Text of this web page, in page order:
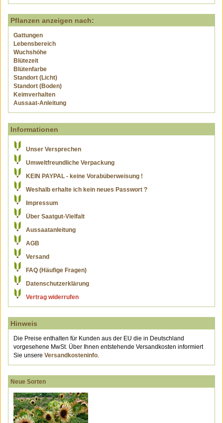
Pflanzen anzeigen nach:
Gattungen
Lebensbereich
Wuchshöhe
Blütezeit
Blütenfarbe
Standort (Licht)
Standort (Boden)
Keimverhalten
Aussaat-Anleitung
Informationen
Unser Versprechen
Umweltfreundliche Verpackung
KEIN PAYPAL - keine Vorabüberweisung !
Weshalb erhalte ich kein neues Passwort ?
Impressum
Über Saatgut-Vielfalt
Aussaatanleitung
AGB
Versand
FAQ (Häufige Fragen)
Datenschutzerklärung
Vertrag widerrufen
Hinweis
Die Preise enthalten für Kunden aus der EU die in Deutschland
vorgesehene MwSt. Über Ihnen entstehende Versandkosten informiert
Sie unsere Versandkosteninfo.
Neue Sorten